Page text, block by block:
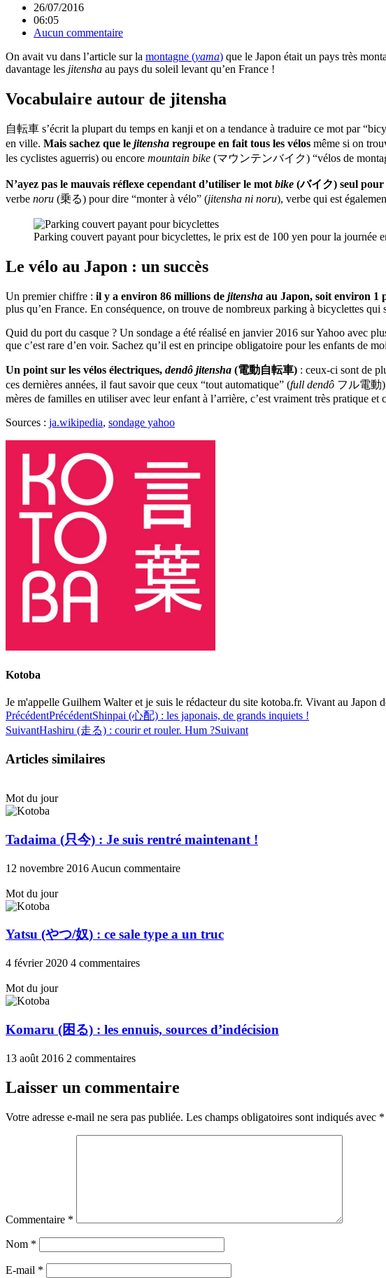
26/07/2016
06:05
Aucun commentaire
On avait vu dans l’article sur la montagne (yama) que le Japon était un pays très
davantage les jitensha au pays du soleil levant qu’en France !
Vocabulaire autour de jitensha
自転車 s’écrit la plupart du temps en kanji et on a tendance à traduire ce mot par
en ville. Mais sachez que le jitensha regroupe en fait tous les vélos même si on
les cyclistes aguerris) ou encore mountain bike (マウンテンバイク) “vélos de
N’ayez pas le mauvais réflexe cependant d’utiliser le motbike (バイク) seul
verbe noru (乗る) pour dire “monter à vélo” (jitensha ni noru), verbe qui est
Parking couvert payant pour bicyclettes, le prix est de 100 yen pour la journée
Le vélo au Japon : un succès
Un premier chiffre : il y a environ 86 millions de jitensha au Japon, soit environ 1
plus qu’en France. En conséquence, on trouve de nombreux parking à bicyclettes
Quid du port du casque ? Un sondage a été réalisé en janvier 2016 sur Yahoo avec
que c’est rare d’en voir. Sachez qu’il est en principe obligatoire pour les enfants de
Un point sur les vélos électriques, dendô jitensha (電動自転車) : ceux-ci sont de
ces dernières années, il faut savoir que ceux “tout automatique” (full dendô フル電動)
mères de familles en utiliser avec leur enfant à l’arrière, c’est vraiment très pratique
Sources : ja.wikipedia, sondage yahoo
Kotoba
Je m'appelle Guilhem Walter et je suis le rédacteur du site kotoba.fr. Vivant au Japon
PrécédentPrécédentShinpai (心配) : les japonais, de grands inquiets !
SuivantHashiru (走る) : courir et rouler. Hum ?Suivant
Articles similaires
Mot du jour
Tadaima (只今) : Je suis rentré maintenant !
12 novembre 2016 Aucun commentaire
Mot du jour
Yatsu (やつ/奴) : ce sale type a un truc
4 février 2020 4 commentaires
Mot du jour
Komaru (困る) : les ennuis, sources d’indécision
13 août 2016 2 commentaires
Laisser un commentaire
Votre adresse e-mail ne sera pas publiée. Les champs obligatoires sont indiqués avec *
Commentaire *
Nom *
E-mail *